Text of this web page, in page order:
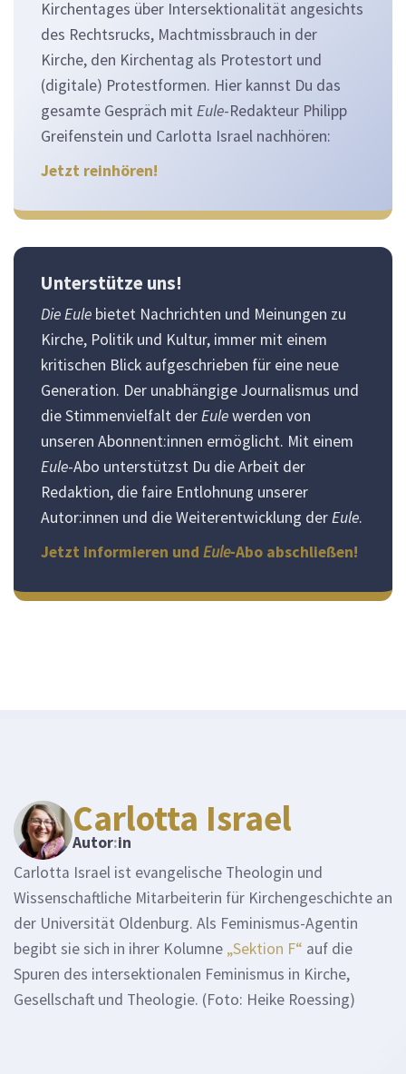
Kirchentages über Intersektionalität angesichts
des Rechtsrucks, Machtmissbrauch in der
Kirche, den Kirchentag als Protestort und
(digitale) Protestformen. Hier kannst Du das
gesamte Gespräch mit Eule-Redakteur Philipp
Greifenstein und Carlotta Israel nachhören:
Jetzt reinhören!
Unterstütze uns!
Die Eule bietet Nachrichten und Meinungen zu
Kirche, Politik und Kultur, immer mit einem
kritischen Blick aufgeschrieben für eine neue
Generation. Der unabhängige Journalismus und
die Stimmenvielfalt derEulewerden von
unseren Abonnent:innen ermöglicht. Mit einem
Eule-Abo unterstützst Du die Arbeit der
Redaktion, die faire Entlohnung unserer
Autor:innen und die Weiterentwicklung derEule.
Jetzt informieren und Eule-Abo abschließen!
Carlotta Israel
Autor:in
Carlotta Israel ist evangelische Theologin und
Wissenschaftliche Mitarbeiterin für Kirchengeschichte an
der Universität Oldenburg. Als Feminismus-Agentin
begibt sie sich in ihrer Kolumne „Sektion F“ auf die
Spuren des intersektionalen Feminismus in Kirche,
Gesellschaft und Theologie. (Foto: Heike Roessing)